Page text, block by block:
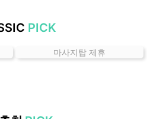
PICK
마사지탑 제휴